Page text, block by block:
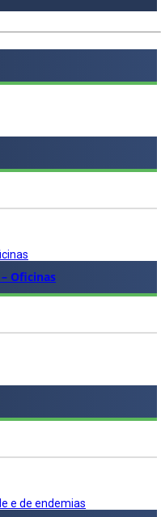
Oficinas
e de endemias